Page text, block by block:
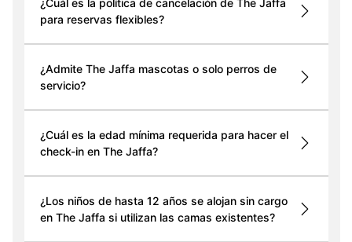
¿Cuál es la política de cancelación de The Jaffa
para reservas flexibles?
¿Admite The Jaffa mascotas o solo perros de
servicio?
¿Cuál es la edad mínima requerida para hacer el
check-in en The Jaffa?
¿Los niños de hasta 12 años se alojan sin cargo
en The Jaffa si utilizan las camas existentes?